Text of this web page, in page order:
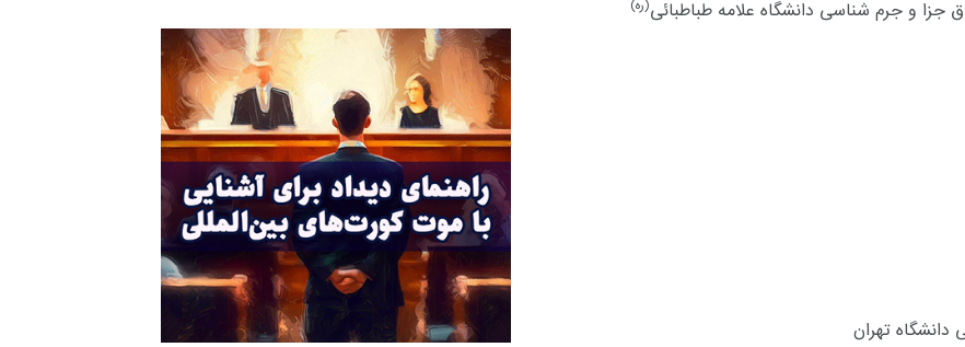
و جرم شناسی دانشگاه علامه طباطبائی(ره)
تهران